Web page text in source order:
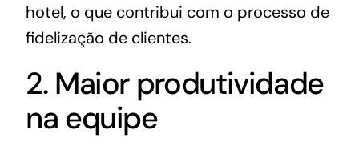
hotel, o que contribui com o processo de
fidelização de clientes.
2. Maior produtividade
na equipe